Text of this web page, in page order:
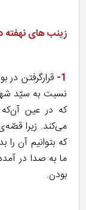
زینب های نهفته
1- قرارگرفتن
نسبت به سیّد
که در عین
می‌کند. زیرا
که بتوانیم آن
ما به صدا در
بودن.